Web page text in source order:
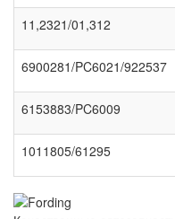
11,2321/01,312
6900281/PC6021/922537
6153883/PC6009
1011805/61295